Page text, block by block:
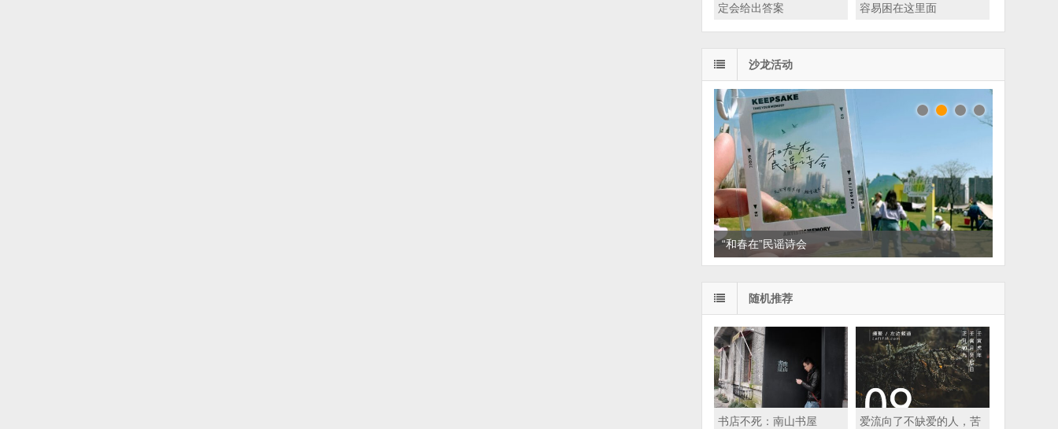
定会给出答案
容易困在这里面
沙龙活动
“和春在”民谣诗会
随机推荐
书店不死：南山书屋
爱流向了不缺爱的人，苦